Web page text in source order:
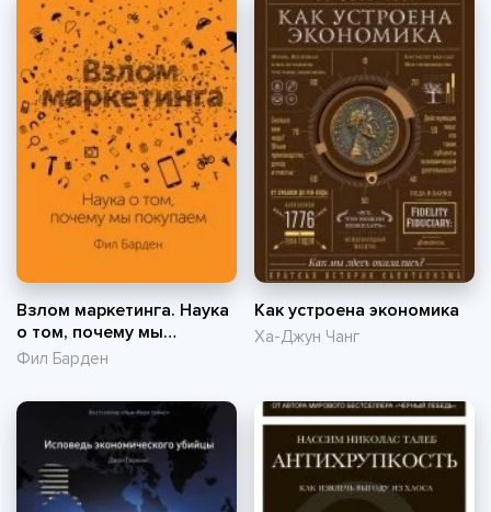
Взлом маркетинга. Наука
о том, почему мы
покупаем
Фил Барден
Как устроена экономика
Ха-Джун Чанг